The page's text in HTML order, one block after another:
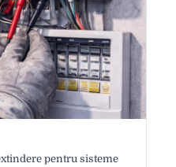
pentru sisteme